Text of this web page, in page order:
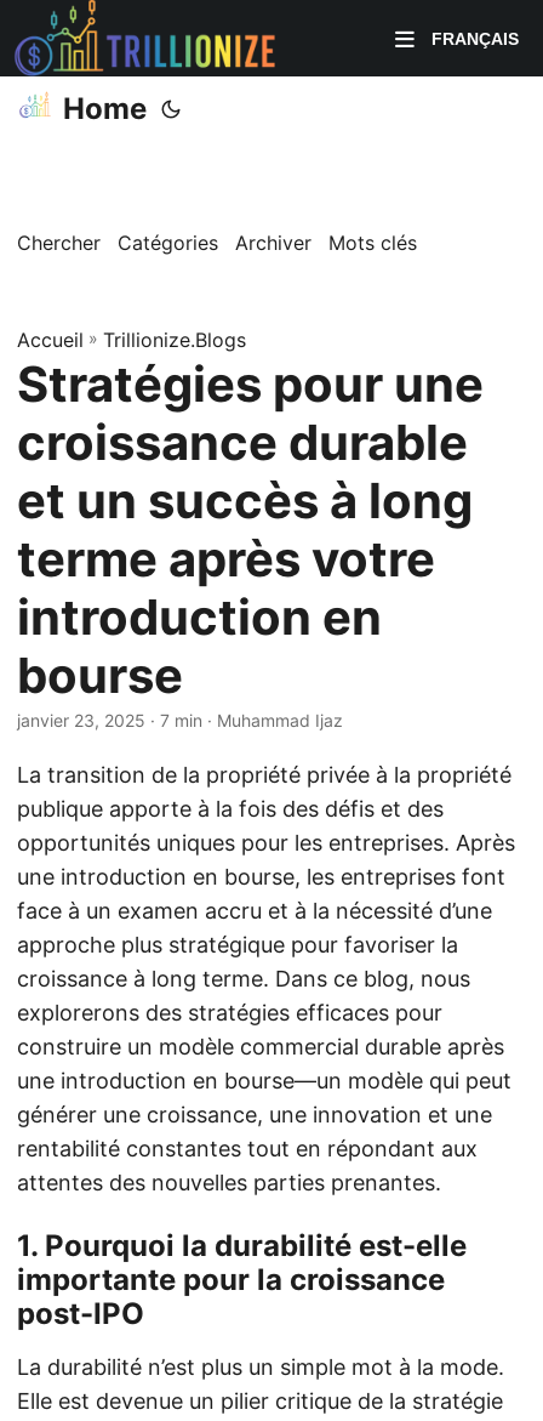
FRANÇAIS
Home
Chercher Catégories Archiver Mots clés
Accueil » Trillionize.Blogs
Stratégies pour une
croissance durable
et un succès à long
terme après votre
introduction en
bourse
janvier 23, 2025 · 7 min · Muhammad Ijaz
La transition de la propriété privée à la propriété
publique apporte à la fois des défis et des
opportunités uniques pour les entreprises. Après
une introduction en bourse, les entreprises font
face à un examen accru et à la nécessité d’une
approche plus stratégique pour favoriser la
croissance à long terme. Dans ce blog, nous
explorerons des stratégies efficaces pour
construire un modèle commercial durable après
une introduction en bourse—un modèle qui peut
générer une croissance, une innovation et une
rentabilité constantes tout en répondant aux
attentes des nouvelles parties prenantes.
1. Pourquoi la durabilité est-elle
importante pour la croissance
post-IPO
La durabilité n’est plus un simple mot à la mode.
Elle est devenue un pilier critique de la stratégie